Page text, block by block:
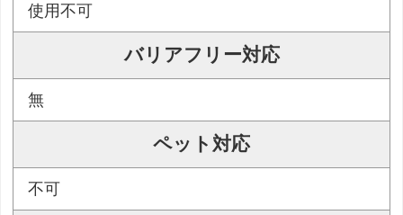
使用不可
バリアフリー対応
無
ペット対応
不可